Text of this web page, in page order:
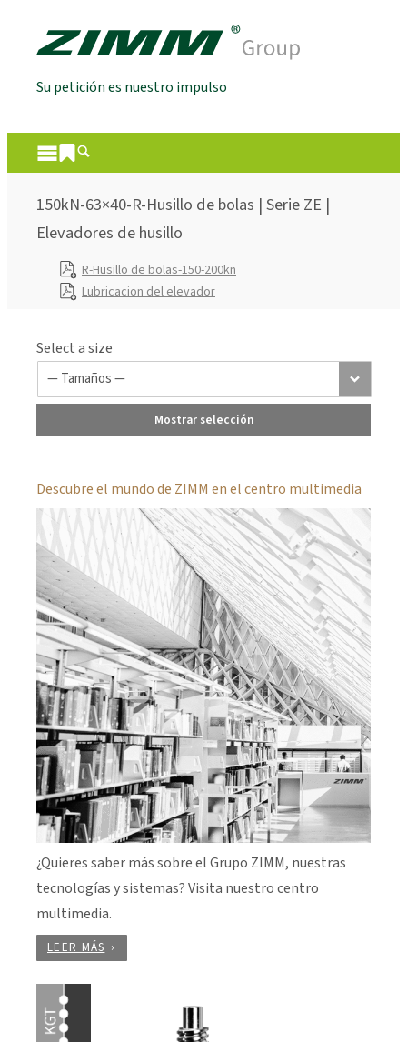
Su petición es nuestro impulso
150kN-63×40-R-Husillo de bolas | Serie ZE |
Elevadores de husillo
R-Husillo de bolas-150-200kn
Lubricacion del elevador
Select a size
Mostrar selección
Descubre el mundo de ZIMM en el centro multimedia
¿Quieres saber más sobre el Grupo ZIMM, nuestras
tecnologías y sistemas? Visita nuestro centro
multimedia.
LEER MÁS